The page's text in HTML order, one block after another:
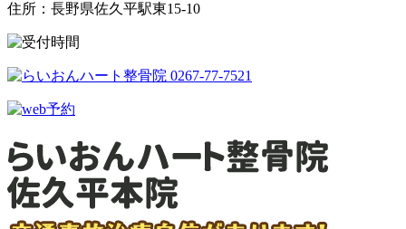
住所：長野県佐久平駅東15-10